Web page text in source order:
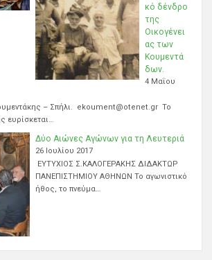
κό δένδρο
της
Οικογένει
ας των
Κουμεντά
δων.
4 Μαΐου
– Σπήλι. ekoument@otenet.gr Το
ευρίσκεται…
Δύο Αιώνες Αγώνων για τη Λευτεριά
26 Ιουλίου 2017
ΕΥΤΥΧΙΟΣ Σ.ΚΑΛΟΓΕΡΑΚΗΣ ΔΙΔΑΚΤΩΡ
ΠΑΝΕΠΙΣΤΗΜΙΟΥ ΑΘΗΝΩΝ Το αγωνιστικό
ήθος, το πνεύμα…